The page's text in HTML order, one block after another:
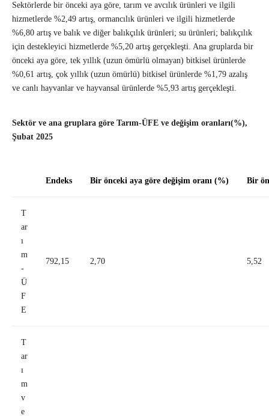
Sektörlerde bir önceki aya göre, tarım ve avcılık ürünleri ve ilgili
hizmetlerde %2,49 artış, ormancılık ürünleri ve ilgili hizmetlerde
%6,80 artış ve balık ve diğer balıkçılık ürünleri; su ürünleri; balıkçılık
için destekleyici hizmetlerde %5,20 artış gerçekleşti. Ana gruplarda bir
önceki aya göre, tek yıllık (uzun ömürlü olmayan) bitkisel ürünlerde
%0,61 artış, çok yıllık (uzun ömürlü) bitkisel ürünlerde %1,79 azalış
ve canlı hayvanlar ve hayvansal ürünlerde %5,93 artış gerçekleşti.
Sektör ve ana gruplara göre Tarım-ÜFE ve değişim oranları(%),
Şubat 2025
Endeks Bir önceki aya göre değişim oranı (%) Bir
T
ar
ı
m
-
Ü
F
E
792,15 2,70 5,52
T
ar
ı
m
v
e